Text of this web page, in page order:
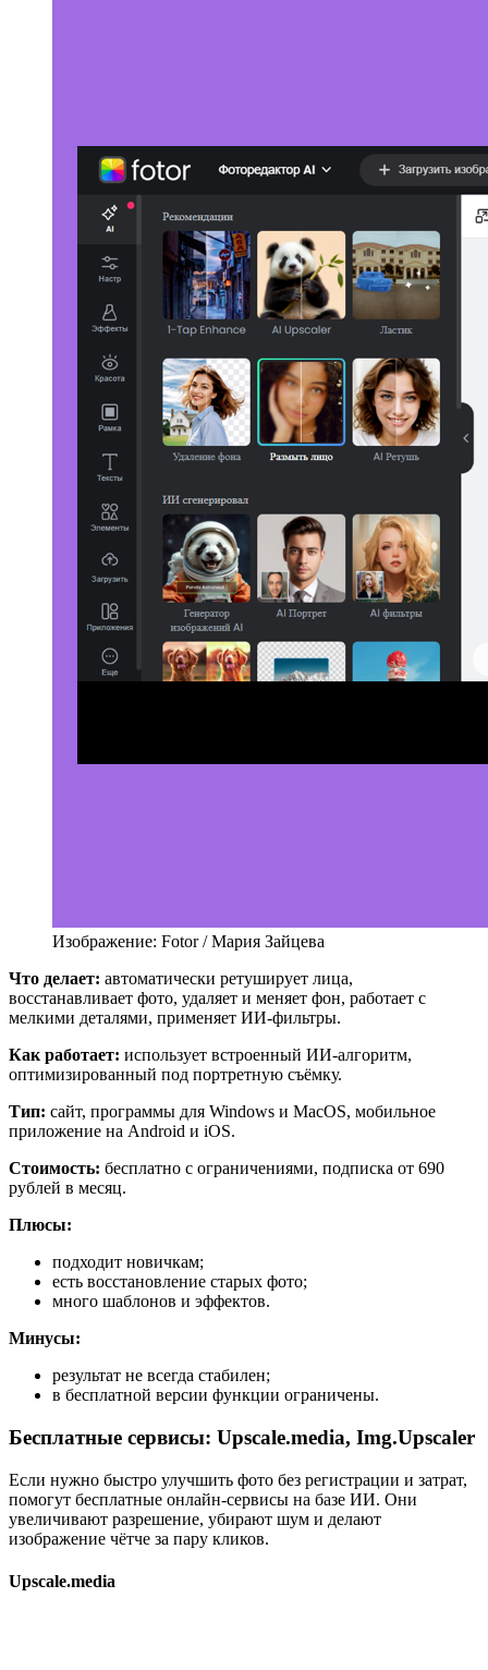
Изображение: Fotor / Мария Зайцева
Что делает: автоматически ретуширует лица,
восстанавливает фото, удаляет и меняет фон, работает с
мелкими деталями, применяет ИИ-фильтры.
Как работает: использует встроенный ИИ-алгоритм,
оптимизированный под портретную съёмку.
Тип: сайт, программы для Windows и MacOS, мобильное
приложение на Android и iOS.
Стоимость: бесплатно с ограничениями, подписка от 690
рублей в месяц.
Плюсы:
подходит новичкам;
есть восстановление старых фото;
много шаблонов и эффектов.
Минусы:
результат не всегда стабилен;
в бесплатной версии функции ограничены.
Бесплатные сервисы: Upscale.media, Img.Upscaler
Если нужно быстро улучшить фото без регистрации и затрат,
помогут бесплатные онлайн-сервисы на базе ИИ. Они
увеличивают разрешение, убирают шум и делают
изображение чётче за пару кликов.
Upscale.media